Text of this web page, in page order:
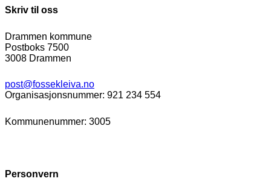
Skriv til oss
Drammen kommune
Postboks 7500
3008 Drammen
post@fossekleiva.no
Organisasjonsnummer: 921 234 554
Kommunenummer: 3005
Personvern